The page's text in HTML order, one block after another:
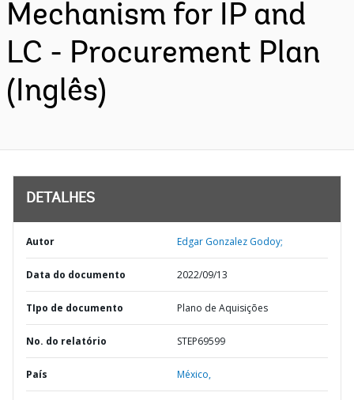
Mechanism for IP and
LC - Procurement Plan
(Inglês)
DETALHES
Autor Edgar Gonzalez Godoy;
Data do documento 2022/09/13
TIpo de documento Plano de Aquisições
No. do relatório STEP69599
País México,